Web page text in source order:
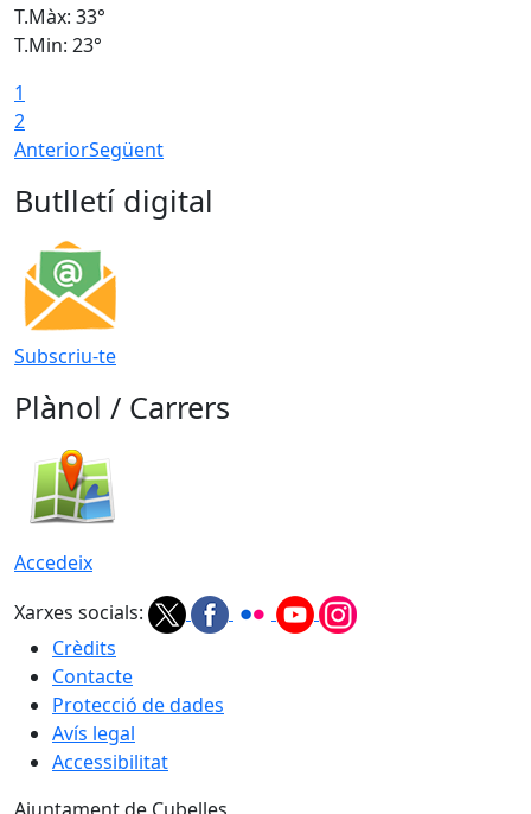
T.Màx: 33°
T.Min: 23°
1
2
AnteriorSegüent
Butlletí digital
Subscriu-te
Plànol / Carrers
Accedeix
Xarxes socials:
Crèdits
Contacte
Protecció de dades
Avís legal
Accessibilitat